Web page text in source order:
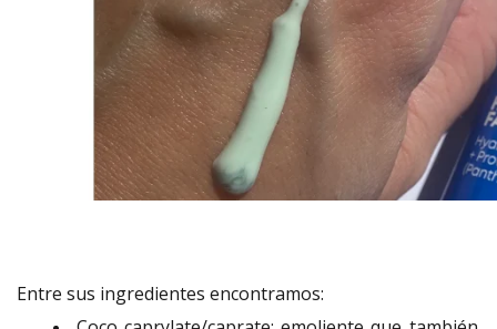
Entre sus ingredientes encontramos: